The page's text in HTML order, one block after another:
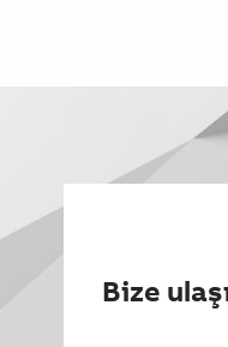
Bize